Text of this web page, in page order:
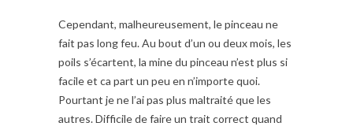
Cependant, malheureusement, le pinceau ne
fait pas long feu. Au bout d’un ou deux mois, les
poils s’écartent, la mine du pinceau n’est plus si
facile et ca part un peu en n’importe quoi.
Pourtant je ne l’ai pas plus maltraité que les
autres. Difficile de faire un trait correct quand